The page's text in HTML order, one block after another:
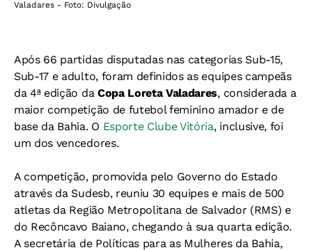
Valadares - Foto: Divulgação
Após 66 partidas disputadas nas categorias Sub-15,
Sub-17 e adulto, foram definidos as equipes campeãs
da 4ª edição da Copa Loreta Valadares, considerada a
maior competição de futebol feminino amador e de
base da Bahia. O Esporte Clube Vitória, inclusive, foi
um dos vencedores.
A competição, promovida pelo Governo do Estado
através da Sudesb, reuniu 30 equipes e mais de 500
atletas da Região Metropolitana de Salvador (RMS) e
do Recôncavo Baiano, chegando à sua quarta edição.
A secretária de Políticas para as Mulheres da Bahia,